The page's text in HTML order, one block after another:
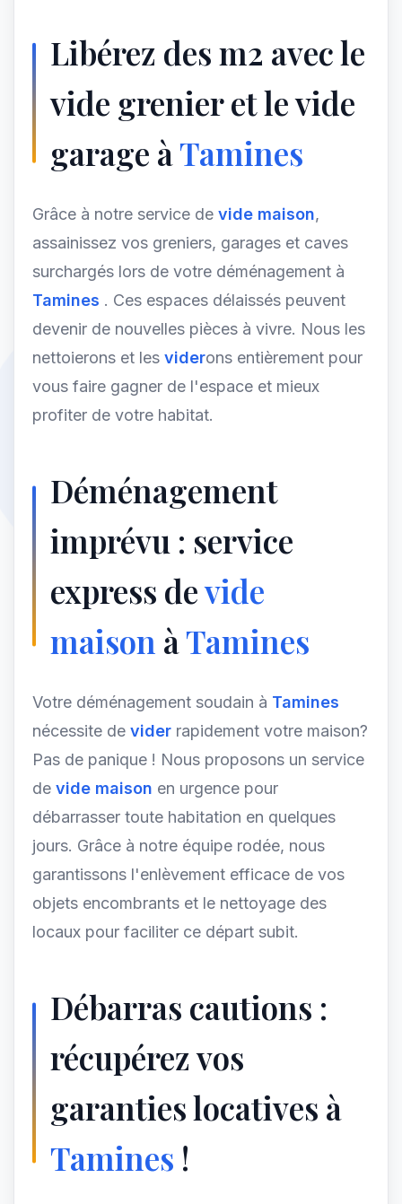
Libérez des m2 avec le
vide grenier et le vide
garage àTamines
Grâce à notre service de vide maison,
assainissez vos greniers, garages et caves
surchargés lors de votre déménagement à
Tamines . Ces espaces délaissés peuvent
devenir de nouvelles pièces à vivre. Nous les
nettoierons et les viderons entièrement pour
vous faire gagner de l'espace et mieux
profiter de votre habitat.
Déménagement
imprévu : service
express devide
maison àTamines
Votre déménagement soudain à Tamines
nécessite de vider rapidement votre maison?
Pas de panique ! Nous proposons un service
de vide maison en urgence pour
débarrasser toute habitation en quelques
jours. Grâce à notre équipe rodée, nous
garantissons l'enlèvement efficace de vos
objets encombrants et le nettoyage des
locaux pour faciliter ce départ subit.
Débarras cautions :
récupérez vos
garanties locatives à
Tamines !